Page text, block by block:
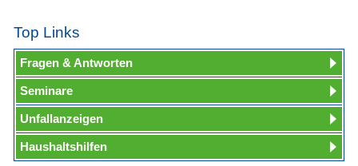
Top Links
Fragen & Antworten
Seminare
Unfallanzeigen
Haushaltshilfen